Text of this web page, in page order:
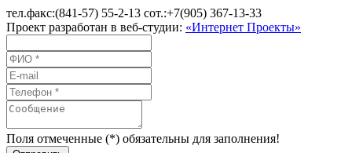
тел.факс:(841-57) 55-2-13 сот.:+7(905) 367-13-33
Проект разработан в веб-студии: «Интернет Проекты»
Поля отмеченные (*) обязательны для заполнения!